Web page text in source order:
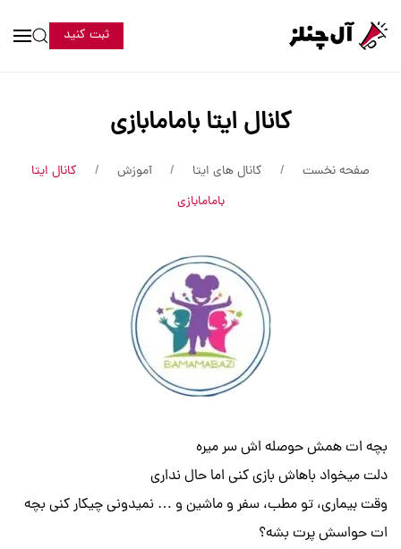
ثبت کنید
کانال ایتا بامامابازی
صفحه نخست کانال های ایتا آموزش
کانال ایتا
بامامابازی
بچه ات همش حوصله اش سر میره
دلت میخواد باهاش بازی کنی اما حال نداری
وقت بیماری، تو مطب، سفر و ماشین و … نمیدونی چیکار کنی بچه
ات حواسش پرت بشه؟